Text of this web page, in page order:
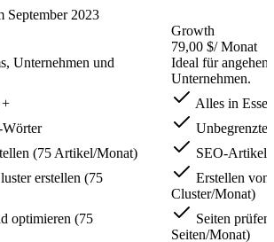
September 2023
Unternehmen und
(75 Artikel/Monat)
erstellen (75
optimieren (75
Growth
79,00 $/ Monat
Ideal für
Unternehmen.
Alles in
SEO-Artikel
Erstellen
Cluster/Monat)
Seiten
Seiten/Monat)